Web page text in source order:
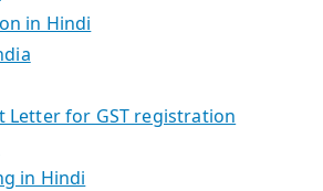
in Hindi
Letter for GST registration
in Hindi